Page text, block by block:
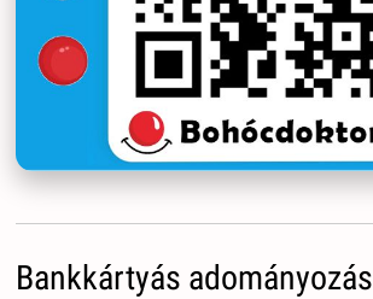
Bankkártyás adományozás